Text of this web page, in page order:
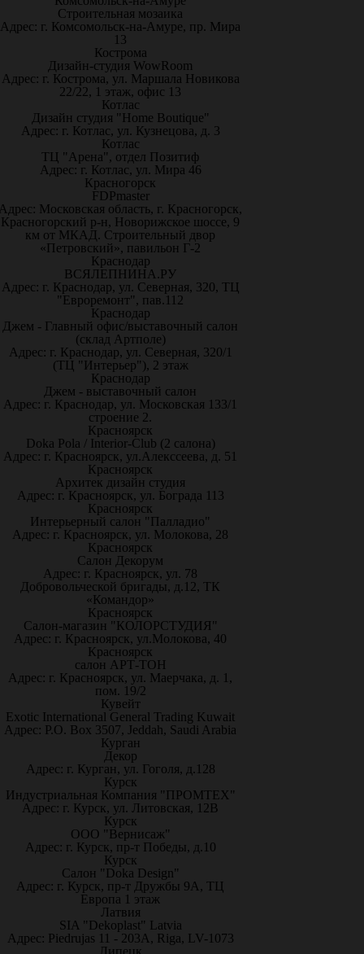
Строительная мозаика
Адрес: г. Комсомольск-на-Амуре, пр. Мира
13
Кострома
Дизайн-студия WowRoom
Адрес: г. Кострома, ул. Маршала Новикова
22/22, 1 этаж, офис 13
Котлас
Дизайн студия "Home Boutique"
Адрес: г. Котлас, ул. Кузнецова, д. 3
Котлас
ТЦ "Арена", отдел Позитиф
Адрес: г. Котлас, ул. Мира 46
Красногорск
FDPmaster
Московская область, г. Красногорск,
Красногорский р-н, Новорижское шоссе, 9
км от МКАД. Строительный двор
«Петровский», павильон Г-2
Краснодар
ВСЯЛЕПНИНА.РУ
Адрес: г. Краснодар, ул. Северная, 320, ТЦ
"Евроремонт", пав.112
Краснодар
Джем - Главный офис/выставочный салон
(склад Артполе)
Адрес: г. Краснодар, ул. Северная, 320/1
(ТЦ "Интерьер"), 2 этаж
Краснодар
Джем - выставочный салон
Адрес: г. Краснодар, ул. Московская 133/1
строение 2.
Красноярск
Doka Pola / Interior-Club (2 салона)
Адрес: г. Красноярск, ул.Алекссеева, д. 51
Красноярск
Архитек дизайн студия
Адрес: г. Красноярск, ул. Бограда 113
Красноярск
Интерьерный салон "Палладио"
Адрес: г. Красноярск, ул. Молокова, 28
Красноярск
Салон Декорум
Адрес: г. Красноярск, ул. 78
Добровольческой бригады, д.12, ТК
«Командор»
Красноярск
Салон-магазин "КОЛОРСТУДИЯ"
Адрес: г. Красноярск, ул.Молокова, 40
Красноярск
салон АРТ-ТОН
Адрес: г. Красноярск, ул. Маерчака, д. 1,
пом. 19/2
Кувейт
Exotic International General Trading Kuwait
Адрес: P.O. Box 3507, Jeddah, Saudi Arabia
Курган
Декор
Адрес: г. Курган, ул. Гоголя, д.128
Курск
Индустриальная Компания "ПРОМТЕХ"
Адрес: г. Курск, ул. Литовская, 12В
Курск
ООО "Вернисаж"
Адрес: г. Курск, пр-т Победы, д.10
Курск
Салон "Doka Design"
Адрес: г. Курск, пр-т Дружбы 9А, ТЦ
Европа 1 этаж
Латвия
SIA "Dekoplast" Latvia
Адрес: Piedrujas 11 - 203A, Riga, LV-1073
Липецк